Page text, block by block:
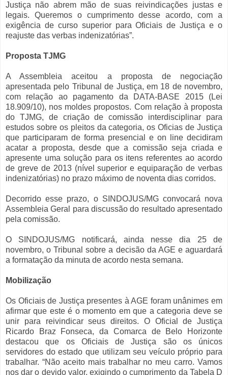
Justiça não abrem mão de suas reivindicações justas e
legais. Queremos o cumprimento desse acordo, com a
exigência de curso superior para Oficiais de Justiça e o
reajuste das verbas indenizatórias”.
Proposta TJMG
A Assembleia aceitou a proposta de negociação
apresentada pelo Tribunal de Justiça, em 18 de novembro,
com relação ao pagamento da DATA-BASE 2015 (Lei
18.909/10), nos moldes propostos. Com relação à proposta
do TJMG, de criação de comissão interdisciplinar para
estudos sobre os pleitos da categoria, os Oficias de Justiça
que participaram de forma presencial e on line decidiram
acatar a proposta, desde que a comissão seja criada e
apresente uma solução para os itens referentes ao acordo
de greve de 2013 (nível superior e equiparação de verbas
indenizatórias) no prazo máximo de noventa dias corridos.
Decorrido esse prazo, o SINDOJUS/MG convocará nova
Assembleia Geral para discussão do resultado apresentado
pela comissão.
O SINDOJUS/MG notificará, ainda nesse dia 25 de
novembro, o Tribunal sobre a decisão da AGE e aguardará
a formatação da minuta de acordo nesta semana.
Mobilização
Os Oficiais de Justiça presentes à AGE foram unânimes em
afirmar que este é o momento em que a categoria deve se
unir para reivindicar seus direitos. O Oficial de Justiça
Ricardo Braz Fonseca, da Comarca de Belo Horizonte
destacou que os Oficiais de Justiça são os únicos
servidores do estado que utilizam seu veículo próprio para
trabalhar. “Não aceito mais trabalhar no meu carro. Vamos
nos dar o devido valor, exigindo o cumprimento da Tabela D